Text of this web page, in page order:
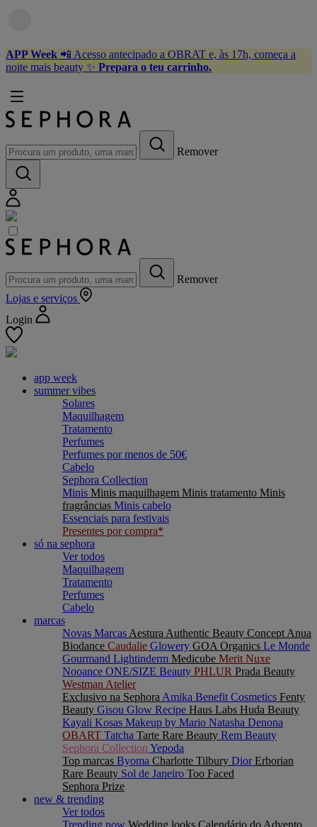
APP Week 📲 Acesso antecipado a OBRAT e, às 17h, começa a
noite mais beauty ✨ Prepara o teu carrinho.
Remover
Remover
Lojas e serviços
Login
app week
summer vibes
Solares
Maquilhagem
Tratamento
Perfumes
Perfumes por menos de 50€
Cabelo
Sephora Collection
Minis Minis maquilhagem Minis tratamento Minis
fragrâncias Minis cabelo
Essenciais para festivais
Presentes por compra*
só na sephora
Ver todos
Maquilhagem
Tratamento
Perfumes
Cabelo
marcas
Novas Marcas Aestura Authentic Beauty Concept Anua
Biodance Caudalie Glowery GOA Organics Le Monde
Gourmand Lightinderm Medicube Merit Nuxe
Nooance ONE/SIZE Beauty PHLUR Prada Beauty
Westman Atelier
Exclusivo na Sephora Amika Benefit Cosmetics Fenty
Beauty Gisou Glow Recipe Haus Labs Huda Beauty
Kayali Kosas Makeup by Mario Natasha Denona
OBART Tatcha Tarte Rare Beauty Rem Beauty
Sephora Collection Yepoda
Top marcas Byoma Charlotte Tilbury DiorErborian
Rare Beauty Sol de Janeiro Too Faced
Sephora Prize
new & trending
Ver todos
Trending now Wedding looks Calendário do Advento